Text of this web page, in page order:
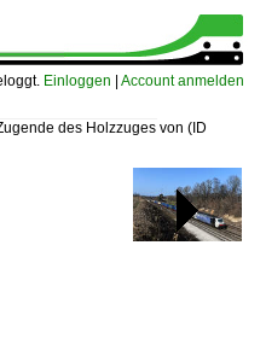
Einloggen Account anmelden
des Holzzuges von (ID